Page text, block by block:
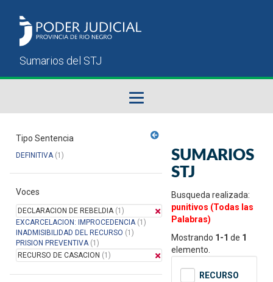
Sumarios del STJ
Manual del Usuario
Tipo Sentencia
DEFINITIVA(1)
Voces
DECLARACION DE REBELDIA(1)
EXCARCELACION: IMPROCEDENCIA(1)
INADMISIBILIDAD DEL RECURSO (1)
PRISION PREVENTIVA(1)
RECURSO DE CASACION (1)
SUMARIOS
STJ
Busqueda realizada:
punitivos (Todas las
Palabras)
Mostrando 1-1 de 1
elemento.
RECURSO